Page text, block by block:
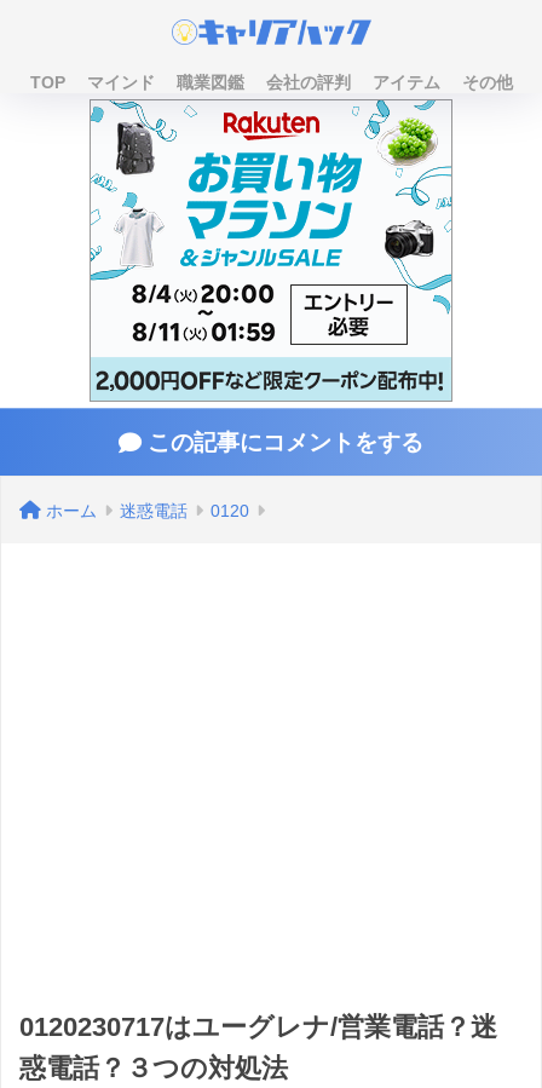
TOP マインド 職業図鑑 会社の評判 アイテム その他
この記事にコメントをする
ホーム 迷惑電話 0120
0120230717はユーグレナ/営業電話？迷
惑電話？３つの対処法